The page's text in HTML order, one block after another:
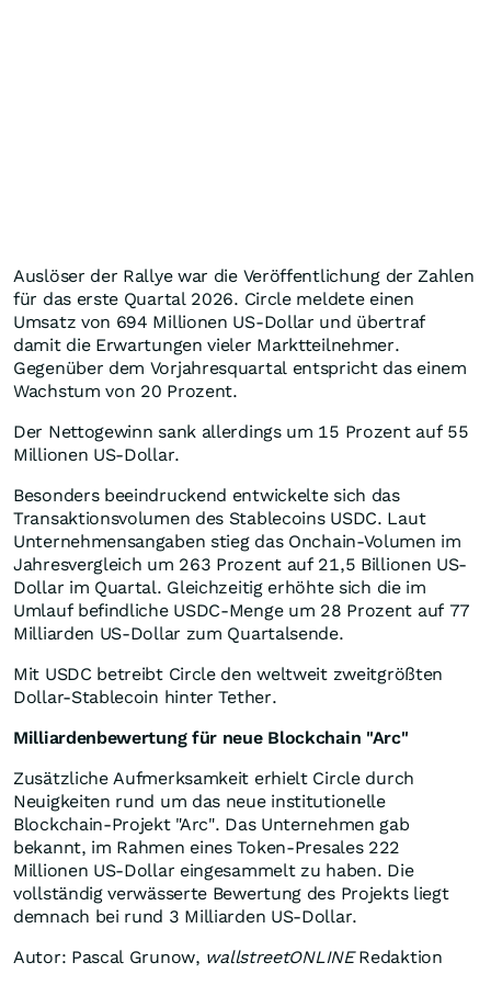
Auslöser der Rallye war die Veröffentlichung der Zahlen
für das erste Quartal 2026. Circle meldete einen
Umsatz von 694 Millionen US-Dollar und übertraf
damit die Erwartungen vieler Marktteilnehmer.
Gegenüber dem Vorjahresquartal entspricht das einem
Wachstum von 20 Prozent.
Der Nettogewinn sank allerdings um 15 Prozent auf 55
Millionen US-Dollar.
Besonders beeindruckend entwickelte sich das
Transaktionsvolumen des Stablecoins USDC. Laut
Unternehmensangaben stieg das Onchain-Volumen im
Jahresvergleich um 263 Prozent auf 21,5 Billionen US-
Dollar im Quartal. Gleichzeitig erhöhte sich die im
Umlauf befindliche USDC-Menge um 28 Prozent auf 77
Milliarden US-Dollar zum Quartalsende.
Mit USDC betreibt Circle den weltweit zweitgrößten
Dollar-Stablecoin hinter Tether.
Milliardenbewertung für neue Blockchain "Arc"
Zusätzliche Aufmerksamkeit erhielt Circle durch
Neuigkeiten rund um das neue institutionelle
Blockchain-Projekt "Arc". Das Unternehmen gab
bekannt, im Rahmen eines Token-Presales 222
Millionen US-Dollar eingesammelt zu haben. Die
vollständig verwässerte Bewertung des Projekts liegt
demnach bei rund 3 Milliarden US-Dollar.
Autor: Pascal Grunow, wallstreetONLINERedaktion